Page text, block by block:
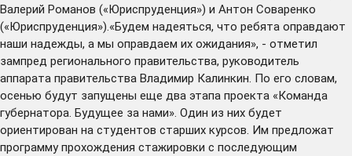
Валерий Романов («Юриспруденция») и Антон Соваренко
(«Юриспруденция»).«Будем надеяться, что ребята оправдают
наши надежды, а мы оправдаем их ожидания», - отметил
зампред регионального правительства, руководитель
аппарата правительства Владимир Калинкин. По его словам,
осенью будут запущены еще два этапа проекта «Команда
губернатора. Будущее за нами». Один из них будет
ориентирован на студентов старших курсов. Им предложат
программу прохождения стажировки с последующим